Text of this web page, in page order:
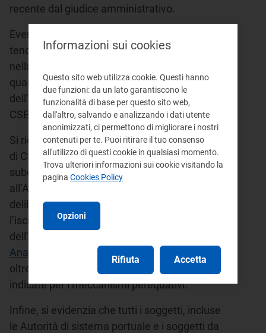
recente dal giudice amministrativo.
Eventuali interpretazioni, anche recenti, che
tendano a discostarsi da quanto previsto
nella menzionata circolare non modificano
quanto già previsto nelle deliberazioni
dell’Autorità e nei provvedimenti attuativi di
CSEA.
Si ricorda, inoltre, che il versamento da parte
di CSEA ai soggetti beneficiari degli importi è
subordinato alle condizioni specificate
all’Articolo 6, comma 6, dell’Allegato A alla
deliberazione, che prevede, fra l’altro,
l’iscrizione dei beneficiari alle anagrafiche
dell’Autorità (
Anagrafica Territoriale Rifiuti
) e della CSEA,
oltre al rispetto delle disposizioni specifiche
indicate per i meccanismi perequativi.
Infine, si evidenzia che tutti i soggetti, incluse
le Autorità di sistema portuale e i soggetti da
Informazioni sui cookies
Questo sito web utilizza cookie. Questi hanno
due funzioni: da un lato garantiscono le
funzionalità di base per questo sito web,
dall'altro, salvando e analizzando i dati utente
anonimizzati, ci permettono di migliorare i nostri
contenuti per te. Puoi ritirare il tuo consenso
all'utilizzo di questi cookie in qualsiasi momento.
Trova ulteriori informazioni sui cookie visitando la
pagina Cookies Policy
Opzioni
Rifiuta Accetta